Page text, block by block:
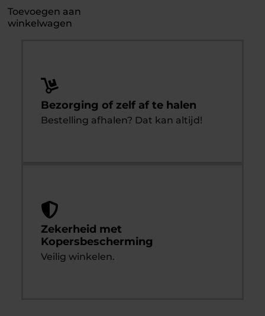
Toevoegen aan
winkelwagen
Bezorging of zelf af te halen
Bestelling afhalen? Dat kan altijd!
Zekerheid met
Kopersbescherming
Veilig winkelen.